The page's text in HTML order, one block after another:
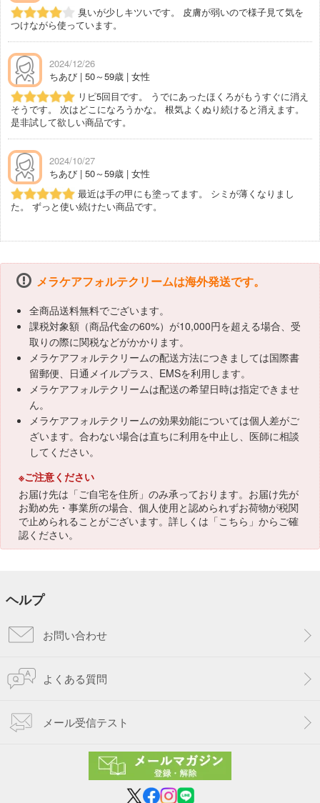
臭いが少しキツいです。 皮膚が弱いので様子見て気を
つけながら使っています。
2024/12/26
ちあび | 50～59歳 | 女性
リピ5回目です。 うでにあったほくろがもうすぐに消え
そうです。 次はどこになろうかな。 根気よくぬり続けると消えます。
是非試して欲しい商品です。
2024/10/27
ちあび | 50～59歳 | 女性
最近は手の甲にも塗ってます。 シミが薄くなりまし
た。 ずっと使い続けたい商品です。
メラケアフォルテクリームは海外発送です。
全商品送料無料でございます。
課税対象額（商品代金の60%）が10,000円を超える場合、受
取りの際に関税などがかかります。
メラケアフォルテクリームの配送方法につきましては国際書
留郵便、日通メイルプラス、EMSを利用します。
メラケアフォルテクリームは配送の希望日時は指定できませ
ん。
メラケアフォルテクリームの効果効能については個人差がご
ざいます。合わない場合は直ちに利用を中止し、医師に相談
してください。
※ご注意ください
お届け先は「ご自宅を住所」のみ承っております。お届け先が
お勤め先・事業所の場合、個人使用と認められずお荷物が税関
で止められることがございます。詳しくは「こちら 」からご確
認ください。
ヘルプ
お問い合わせ
よくある質問
メール受信テスト